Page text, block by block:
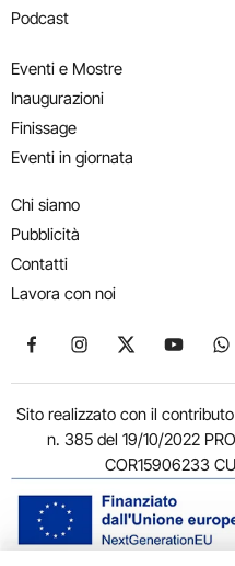
Podcast
Eventi e Mostre
Inaugurazioni
Finissage
Eventi in giornata
Chi siamo
Pubblicità
Contatti
Lavora con noi
Seguici su Facebook
Seguici su Instagram
Seguici su X
Seguici
Sito realizzato con il
n. 385 del 19/10/2022
COR15906233